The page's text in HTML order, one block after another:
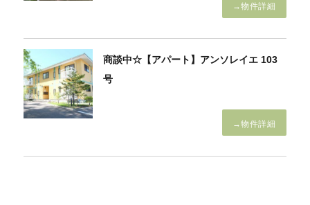
→物件詳細
商談中☆【アパート】アンソレイエ 103
号
→物件詳細